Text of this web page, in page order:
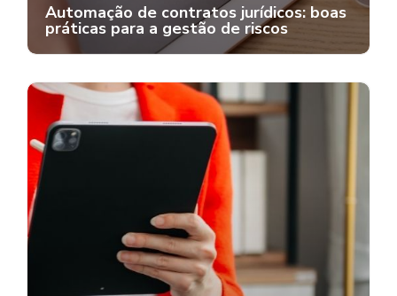
Automação de contratos jurídicos: boas
práticas para a gestão de riscos